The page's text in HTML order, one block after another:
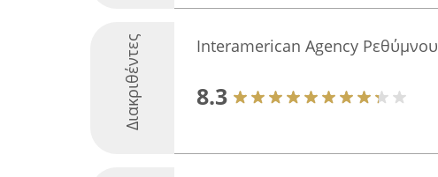
Διακριθέντες Interamerican Agency Ρεθύμνου
8.3